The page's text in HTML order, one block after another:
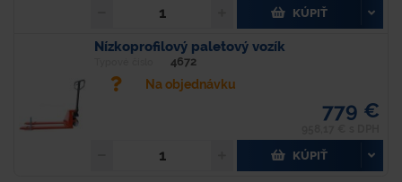
KÚPIŤ
Nízkoprofilový paletový vozík
4672
Na objednávku
779 €
KÚPIŤ